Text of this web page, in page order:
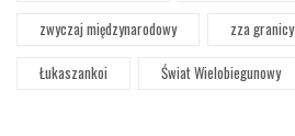
zwyczaj międzynarodowy
zza granicy
Łukaszankoi
Świat Wielobiegunowy